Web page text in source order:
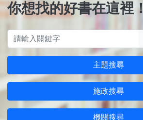
你想找的好書在這裡！
主題搜尋
施政搜尋
機關搜尋